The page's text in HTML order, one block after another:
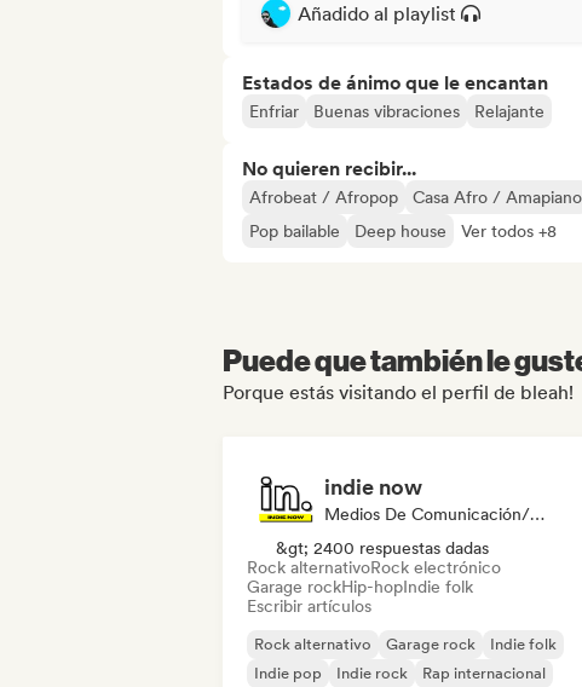
Añadido al playlist
Estados de ánimo que le encantan
Enfriar Buenas vibraciones Relajante
No quieren recibir...
Afrobeat / Afropop Casa Afro / Amapiano
Pop bailable
Deep house Ver todos +8
Puede que también le
Porque estás visitando el perfil de bleah!
indie now
Medios De Comunicación/Periodista
&gt; 2400 respuestas dadas
Rock alternativoRock electrónico
Garage rockHip-hopIndie folk
Escribir artículos
Rock alternativo Garage rock
Indie folk
Indie pop
Indie rock
Rap internacional